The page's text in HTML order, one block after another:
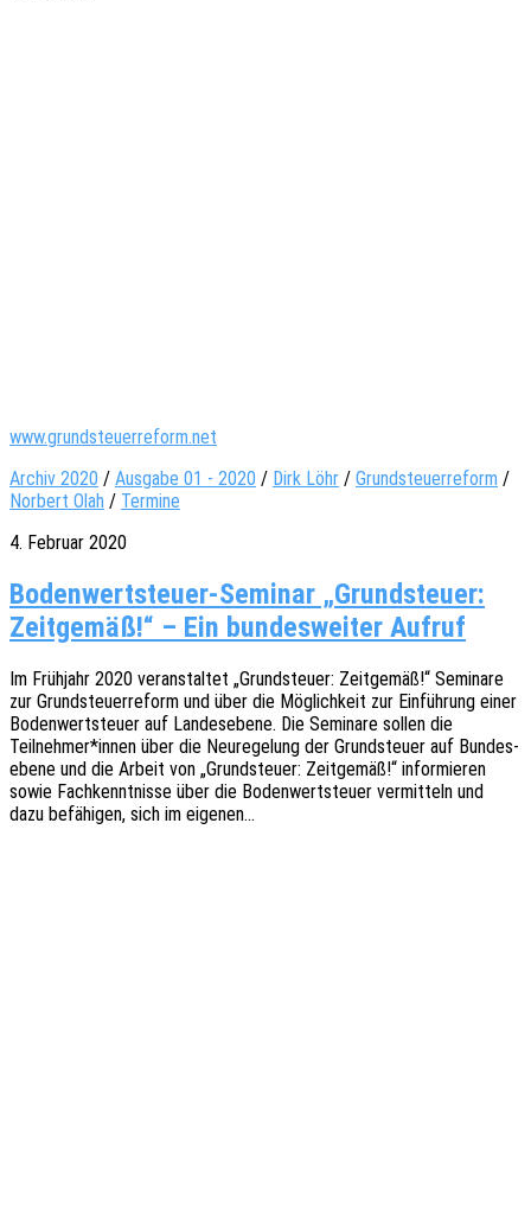
www.grundsteuerreform.net
Archiv 2020 / Ausgabe 01 - 2020 / Dirk Löhr / Grundsteuerreform /
Norbert Olah / Termine
4. Februar 2020
Bodenwertsteuer-Seminar „Grundsteuer:
Zeitgemäß!“ – Ein bundesweiter Aufruf
Im Früh­jahr 2020 veran­stal­tet „Grund­steu­er: Zeit­ge­mäß!“ Semi­na­re
zur Grund­steu­er­re­form und über die Möglich­keit zur Einfüh­rung einer
Boden­wert­steu­er auf Landes­ebe­ne. Die Semi­na­re sollen die
Teilnehmer*innen über die Neure­ge­lung der Grund­steu­er auf Bundes­
ebe­ne und die Arbeit von „Grund­steu­er: Zeit­ge­mäß!“ infor­mie­ren
sowie Fach­kennt­nis­se über die Boden­wert­steu­er vermit­teln und
dazu befä­hi­gen, sich im eigenen…